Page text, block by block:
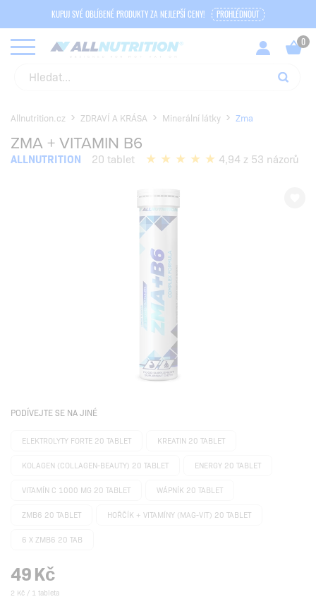
KUPUJ SVÉ OBLÍBENÉ PRODUKTY ZA NEJLEPŠÍ CENY! PROHLÉDNOUT
Allnutrition.cz ZDRAVÍ A KRÁSA Minerální látky Zma
ZMA + VITAMIN B6
ALLNUTRITION 20 tablet 4,94 z 53 názorů
PODÍVEJTE SE NA JINÉ
ELEKTROLYTY FORTE 20 TABLET KREATIN 20 TABLET
KOLAGEN (COLLAGEN-BEAUTY) 20 TABLET ENERGY 20 TABLET
VITAMÍN C 1000 MG 20 TABLET WÁPNÍK 20 TABLET
ZMB6 20 TABLET HOŘČÍK + VITAMÍNY (MAG-VIT) 20 TABLET
6 X ZMB6 20 TAB
49Kč
2 Kč / 1 tableta